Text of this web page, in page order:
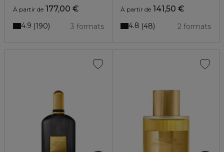
À partir de 177,00 €
3 formats
4.9 190
À partir de141,50 €
2 formats
4.8 48